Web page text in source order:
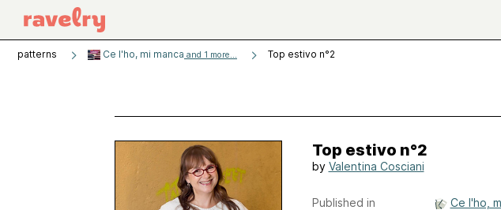
patterns Ce l'ho, mi manca and 1 more... Top estivo n°2
Top estivo n°2
by Valentina Cosciani
Published in
Ce l'ho,